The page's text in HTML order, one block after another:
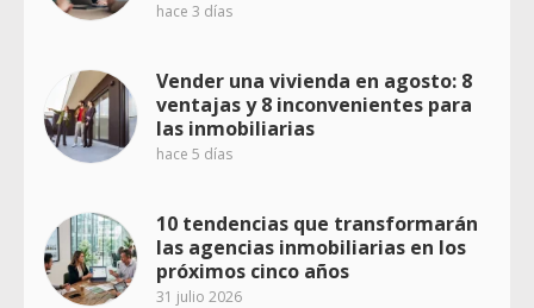
hace 3 días
Vender una vivienda en agosto: 8
ventajas y 8 inconvenientes para
las inmobiliarias
hace 5 días
10 tendencias que transformarán
las agencias inmobiliarias en los
próximos cinco años
31 julio 2026